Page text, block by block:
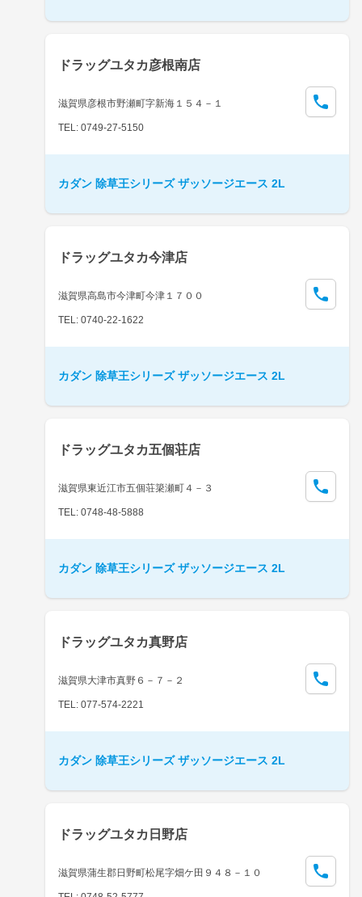
ドラッグユタカ彦根南店
滋賀県彦根市野瀬町字新海１５４－１
TEL: 0749-27-5150
カダン 除草王シリーズ ザッソージエース 2L
ドラッグユタカ今津店
滋賀県高島市今津町今津１７００
TEL: 0740-22-1622
カダン 除草王シリーズ ザッソージエース 2L
ドラッグユタカ五個荘店
滋賀県東近江市五個荘簗瀬町４－３
TEL: 0748-48-5888
カダン 除草王シリーズ ザッソージエース 2L
ドラッグユタカ真野店
滋賀県大津市真野６－７－２
TEL: 077-574-2221
カダン 除草王シリーズ ザッソージエース 2L
ドラッグユタカ日野店
滋賀県蒲生郡日野町松尾字畑ケ田９４８－１０